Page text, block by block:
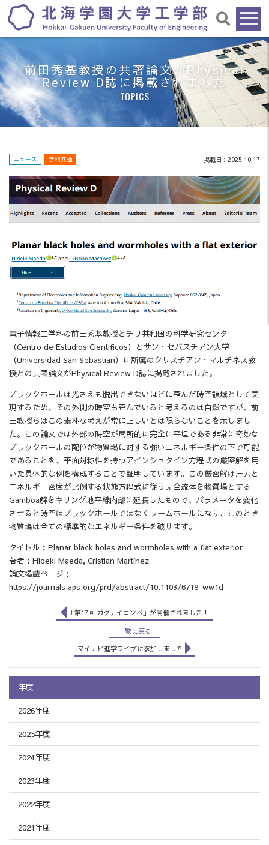
前田秀基教授の共著論文がPhysical
Review D誌に掲載されました
TOPICS
ニュース 学科共通 掲載日：2025.10.17
電子情報工学科の前田秀基教授とチリ共和国の科学研究センター
（Centro de Estudios Cientificos）とサン・セバスチアン大学
（Universidad San Sebastian）に所属のクリスチアン・マルチネス教
授との共著論文がPhysical Review D誌に掲載されました。
ブラックホールは光さえも脱出できないほどに歪んだ時空領域として実
現するため、その外側の時空も歪んでいると考えるのは自然ですが、前
田教授らはこの素朴な考えが常に正しいとは限らないことを示しまし
た。この論文では外部の時空が局所的に完全に平坦である非常に奇妙な
ブラックホールの配位が物質場に対する強いエネルギー条件の下で可能
であることを、平面対称性を持つアインシュタイン方程式の厳密解を用
いた具体的な例を構成することで証明しています。この厳密解は圧力と
エネルギー密度が比例する状態方程式に従う完全流体を物質場とする
Gamboa解をキリング地平線内部に延長したもので、パラメータを変化
させると時空はブラックホールではなくワームホールになり、このとき
物質場は全ての標準的なエネルギー条件を破ります。
タイトル：Planar black holes and wormholes with a flat exterior
著者：Hideki Maeda, Cristian Martínez
論文掲載ページ：
https://journals.aps.org/prd/abstract/10.1103/6719-ww1d
「第17回 ガクナイコンペ」が開催されました！
一覧に戻る
マイナビ進学ライブに参加しました
年度
2026年度
2025年度
2024年度
2023年度
2022年度
2021年度